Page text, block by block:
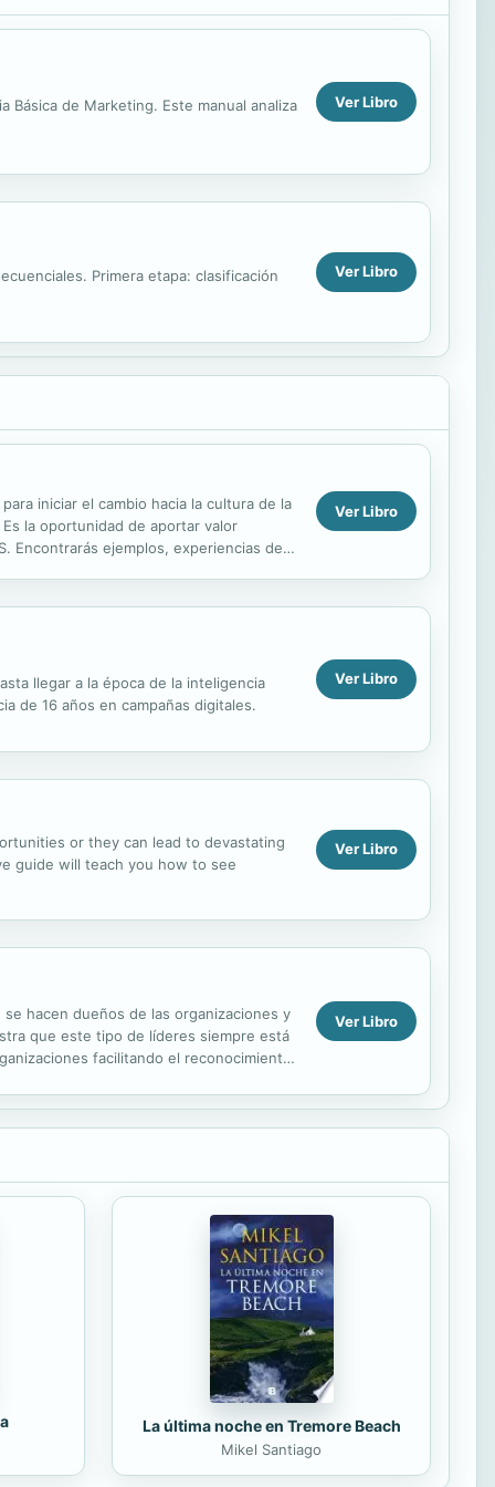
de Marketing. Este manual analiza Ver Libro
Primera etapa: clasificación Ver Libro
iniciar el cambio hacia la cultura de la
la oportunidad de aportar valor
Encontrarás ejemplos, experiencias de
Ver Libro
llegar a la época de la inteligencia
de 16 años en campañas digitales.
Ver Libro
or they can lead to devastating
guide will teach you how to see
Ver Libro
hacen dueños de las organizaciones y
que este tipo de líderes siempre está
facilitando el reconocimiento
Ver Libro
La última noche en Tremore Beach
Mikel Santiago